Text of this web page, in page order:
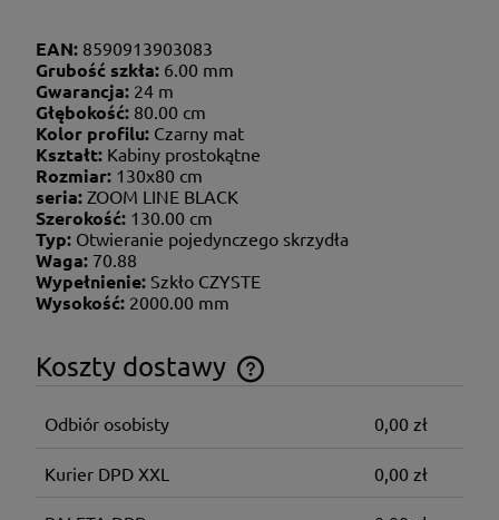
EAN: 8590913903083
Grubość szkła: 6.00 mm
Gwarancja: 24 m
Głębokość: 80.00 cm
Kolor profilu: Czarny mat
Kształt: Kabiny prostokątne
Rozmiar: 130x80 cm
seria: ZOOM LINE BLACK
Szerokość: 130.00 cm
Typ: Otwieranie pojedynczego skrzydła
Waga: 70.88
Wypełnienie: Szkło CZYSTE
Wysokość: 2000.00 mm
Koszty dostawy
Cena nie zawiera ewentualnych kosztów płatności
Odbiór osobisty 0,00 zł
Kurier DPD XXL 0,00 zł